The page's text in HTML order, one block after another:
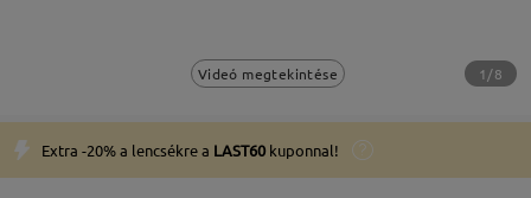
Videó megtekintése 1/8
Extra -20% a lencsékre a LAST60 kuponnal!